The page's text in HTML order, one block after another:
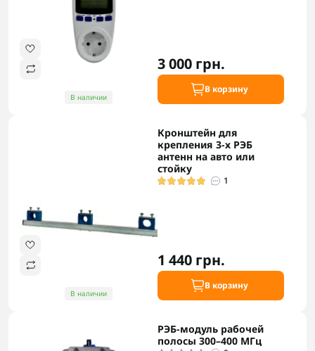
В наличии
3 000 грн.
В корзину
В наличии
Кронштейн для
крепления 3-х РЭБ
антенн на авто или
стойку
1
1 440 грн.
В корзину
РЭБ-модуль рабочей
полосы 300–400 МГц